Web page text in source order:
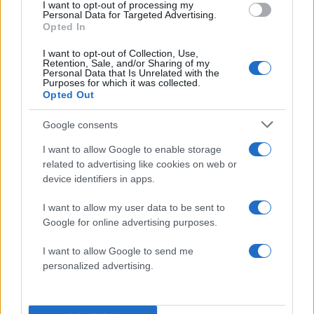
I want to opt-out of processing my
Personal Data for Targeted Advertising.
Opted In
I want to opt-out of Collection, Use,
Retention, Sale, and/or Sharing of my
Personal Data that Is Unrelated with the
Purposes for which it was collected.
Opted Out
Google consents
I want to allow Google to enable storage
related to advertising like cookies on web or
device identifiers in apps.
I want to allow my user data to be sent to
Google for online advertising purposes.
I want to allow Google to send me
personalized advertising.
πλειστηριασμό. Η Δανάη τηλεφωνεί στον Ρένο
και του προτείνει κάτι για να ξεχρεωθεί κι αυτός
και να σωθεί και το ναυπηγείο. Όλοι σε ένταση.
Μόνο η Ουρανία με τον Βασίλη είναι καλά, μετά
την επιστροφή του από το μπάρκο. Όπως κι ο
Στέργιος με τη Μάρω. Όμως ένας απρόσμενος
επισκέπτης, θα την κάνει να παγώσει.
Συντελεστές
Παίζουν:Έμιλυ Κολιανδρή (Ηλέκτρα), Τάσος
Μυλωνάς (Πέτρος Βρεττός), Θανάσης
Πατριαρχέας (Νικόλας Βρεττός), Λουκία